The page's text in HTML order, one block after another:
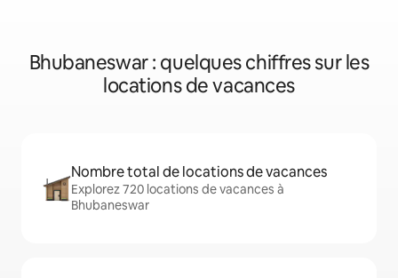
Bhubaneswar : quelques chiffres sur les
locations de vacances
Nombre total de locations de vacances
Explorez 720 locations de vacances à
Bhubaneswar